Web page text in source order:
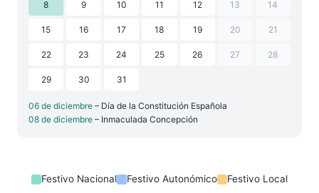
8 9 10 11 12 13 14
15 16 17 18 19 20 21
22 23 24 25 26 27 28
29 30 31
06 de diciembre – Día de la Constitución Española
08 de diciembre – Inmaculada Concepción
Festivo Nacional Festivo Autonómico Festivo Local